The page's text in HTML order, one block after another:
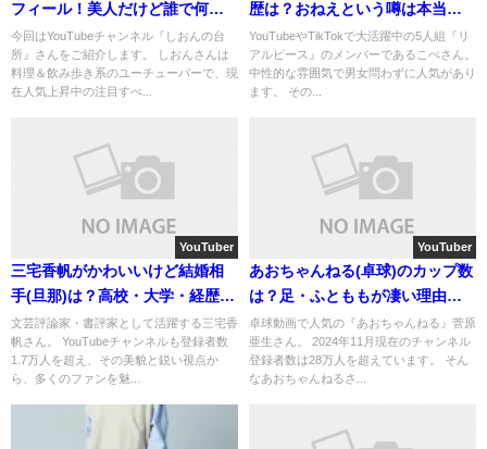
フィール！美人だけど誰で何
者？
今回はYouTubeチャンネル『しおんの台
所』さんをご紹介します。 しおんさんは
料理＆飲み歩き系のユーチューバーで、現
在人気上昇中の注目すべ...
歴は？おねえという噂は本当な
のか？
YouTubeやTikTokで大活躍中の5人組『リ
アルピース』のメンバーであるこぺさん。
中性的な雰囲気で男女問わずに人気があり
ます。 その...
YouTuber
三宅香帆がかわいいけど結婚相
手(旦那)は？高校・大学・経歴情
報も！
文芸評論家・書評家として活躍する三宅香
帆さん。 YouTubeチャンネルも登録者数
1.7万人を超え、その美貌と鋭い視点か
ら、多くのファンを魅...
YouTuber
あおちゃんねる(卓球)のカップ数
は？足・ふとももが凄い理由と
は？
卓球動画で人気の『あおちゃんねる』菅原
亜生さん。 2024年11月現在のチャンネル
登録者数は28万人を超えています。 そん
なあおちゃんねるさ...